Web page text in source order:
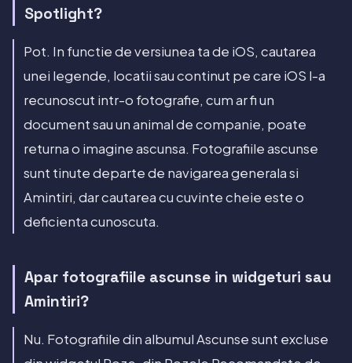
Spotlight?
Pot. In functie de versiunea ta de iOS, cautarea
unei legende, locatii sau continut pe care iOS l-a
recunoscut intr-o fotografie, cum ar fi un
document sau un animal de companie, poate
returna o imagine ascunsa. Fotografiile ascunse
sunt tinute departe de navigarea generala si
Amintiri, dar cautarea cu cuvinte cheie este o
deficienta cunoscuta.
Apar fotografiile ascunse in widgeturi sau
Amintiri?
Nu. Fotografiile din albumul Ascunse sunt excluse